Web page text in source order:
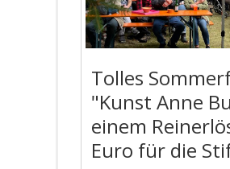
Tolles
"Kunst Anne
einem
Euro für die